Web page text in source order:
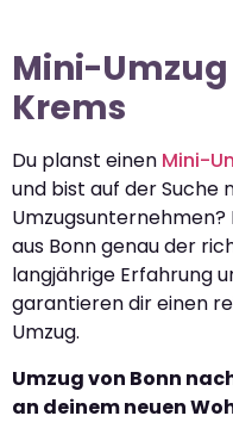
Mini-
Krems
Du planst einen Mini-
und bist auf der Suche
Umzugsunternehmen?
aus Bonn genau der
langjährige Erfahrung
garantieren dir einen
Umzug.
Umzug von Bonn
an deinem neuen